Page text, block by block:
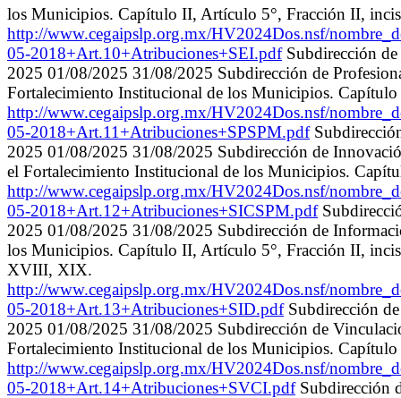
los Municipios. Capítulo II, Artículo 5°, Fracción II,
http://www.cegaipslp.org.mx/HV2024Dos.nsf/
05-2018+Art.10+Atribuciones+SEI.pdfSubdirección
2025 01/08/2025 31/08/2025 Subdirección de
Fortalecimiento Institucional de los Municipios.
http://www.cegaipslp.org.mx/HV2024Dos.nsf/
05-2018+Art.11+Atribuciones+SPSPM.pdf
2025 01/08/2025 31/08/2025 Subdirección de
el Fortalecimiento Institucional de los Municipios.
http://www.cegaipslp.org.mx/HV2024Dos.nsf/
05-2018+Art.12+Atribuciones+SICSPM.pdf
2025 01/08/2025 31/08/2025 Subdirección de
los Municipios. Capítulo II, Artículo 5°, Fracción II,
XVIII, XIX.
http://www.cegaipslp.org.mx/HV2024Dos.nsf/
05-2018+Art.13+Atribuciones+SID.pdfSubdirección
2025 01/08/2025 31/08/2025 Subdirección de
Fortalecimiento Institucional de los Municipios.
http://www.cegaipslp.org.mx/HV2024Dos.nsf/
05-2018+Art.14+Atribuciones+SVCI.pdfSubdirección